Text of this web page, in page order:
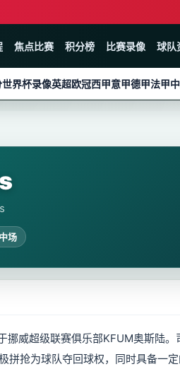
焦点比赛 积分榜 比赛录像 球队
世界杯录像英超欧冠西甲意甲德甲法甲
中场
挪威超级联赛俱乐部KFUM奥斯陆
拼抢为球队夺回球权，同时具备一